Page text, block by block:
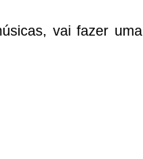
vai fazer uma